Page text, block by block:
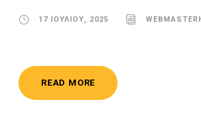
17 ΙΟΥΛΊΟΥ, 2025
READ MORE